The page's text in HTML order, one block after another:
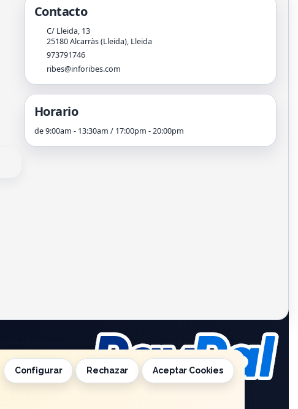
Configurar Rechazar Aceptar Cookies
Contacto
C/ Lleida, 13
25180Alcarràs (Lleida), Lleida
973791746
ribes@inforibes.com
Horario
de 9:00am - 13:30am / 17:00pm - 20:00pm